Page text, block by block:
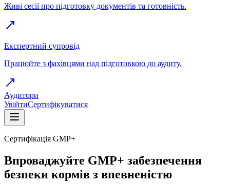
Живі сесії про підготовку документів та готовність.
Експертний супровід
Працюйте з фахівцями над підготовкою до аудиту.
Аудитори
УвійтиСертифікуватися
Сертифікація GMP+
Впроваджуйте GMP+ забезпечення
безпеки кормів з впевненістю